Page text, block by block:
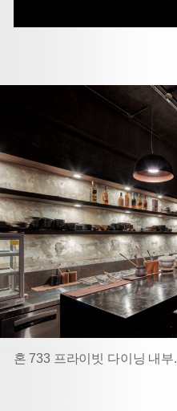
혼 733 프라이빗 다이닝 내부.